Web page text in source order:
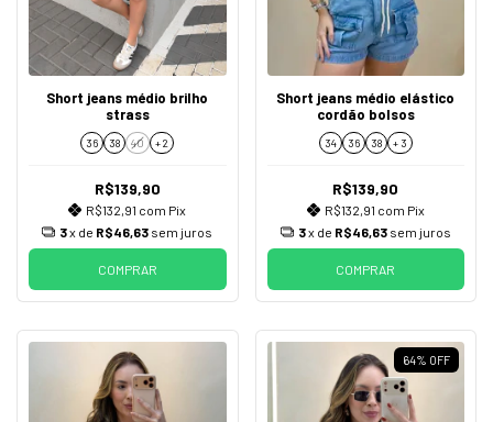
Short jeans médio brilho
strass
36 38 40 + 2
R$139,90
R$132,91 com Pix
3x de R$46,63 sem juros
COMPRAR
Short jeans médio elástico
cordão bolsos
34 36 38 + 3
R$139,90
R$132,91 com Pix
3x de R$46,63 sem juros
COMPRAR
64% OFF